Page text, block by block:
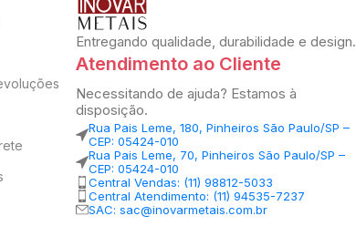
Entregando qualidade, durabilidade e design.
Atendimento ao Cliente
Necessitando de ajuda? Estamos à
disposição.
Rua Pais Leme, 180, Pinheiros São Paulo/SP –
CEP: 05424-010
Rua Pais Leme, 70, Pinheiros São Paulo/SP –
CEP: 05424-010
Central Vendas: (11) 98812-5033
Central Atendimento: (11) 94535-7237
SAC: sac@inovarmetais.com.br